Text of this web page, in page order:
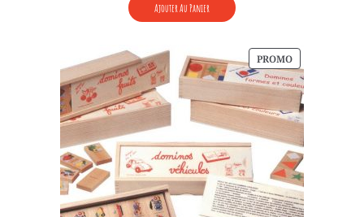
Ajouter Au Panier
PROMOPRODUIT
EN
PROMOTION